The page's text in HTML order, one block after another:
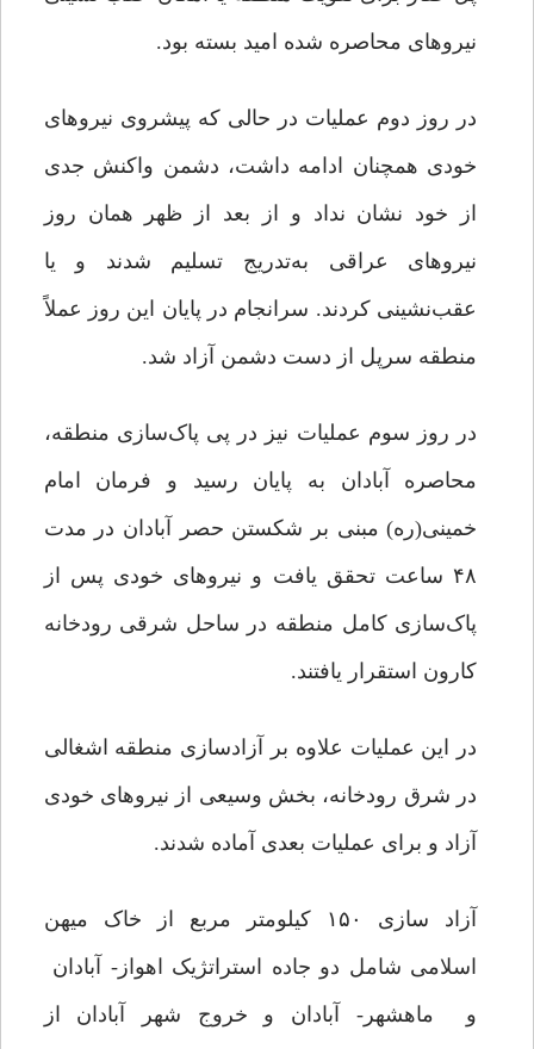
نیروهای محاصره شده امید بسته بود.
در روز دوم عملیات در حالی ‌که پیشروی نیروهای
خودی همچنان ادامه داشت، دشمن واکنش جدی
از خود نشان نداد و از بعد از ظهر همان روز
نیروهای عراقی به‌تدریج تسلیم شدند و یا
عقب‌نشینی کردند. سرانجام در پایان این روز عملاً
منطقه سرپل از دست دشمن آزاد شد.
در روز سوم عملیات نیز در پی پاک‌سازی منطقه،
محاصره آبادان به پایان رسید و فرمان امام
خمینی(ره) مبنی بر شکستن حصر آبادان در مدت
۴۸ ساعت تحقق یافت و نیروهای خودی پس از
پاک‌سازی کامل منطقه در ساحل شرقی رودخانه
کارون استقرار یافتند.
در این عملیات علاوه بر آزادسازی منطقه اشغالی
در شرق رودخانه، بخش وسیعی از نیروهای خودی
آزاد و برای عملیات بعدی آماده شدند.
آزاد سازی ۱۵۰ کیلومتر مربع از خاک میهن
اسلامی شامل دو جاده استراتژیک اهواز- آبادان
و ماهشهر- آبادان و خروج شهر آبادان از